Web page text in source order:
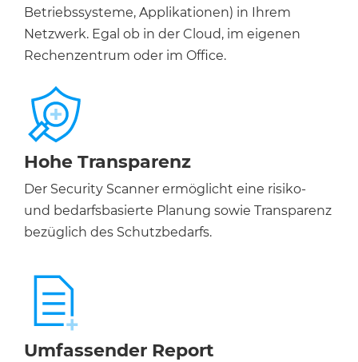
Betriebssysteme, Applikationen) in Ihrem
Netzwerk. Egal ob in der Cloud, im eigenen
Rechenzentrum oder im Office.
Hohe Transparenz
Der Security Scanner ermöglicht eine risiko-
und bedarfsbasierte Planung sowie Transparenz
bezüglich des Schutzbedarfs.
Umfassender Report